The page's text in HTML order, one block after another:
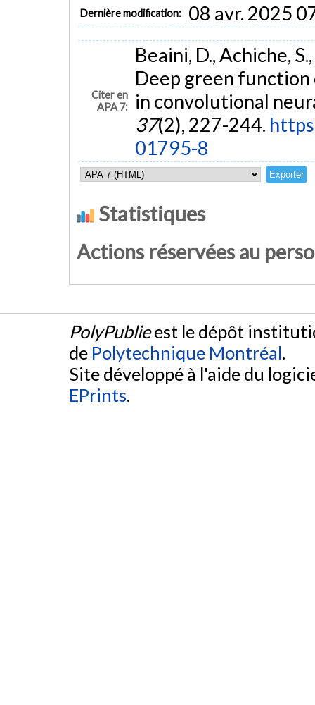
Dernière modification: 08 avr. 2025
Citer en
APA 7:
Beaini, D., Achiche,
Deep green
in convolutional
37(2), 227-244.
01795-8
Statistiques
Actions réservées au
PolyPublieest le dépôt
de Polytechnique Montréal.
Site développé à l'aide du
EPrints.